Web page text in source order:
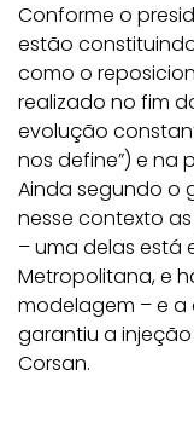
Conforme o
estão
como o
realizado no fim
evolução
nos define”) e na
Ainda segundo o
nesse contexto
– uma delas está
Metropolitana, e
modelagem – e a
garantiu a injeção
Corsan.